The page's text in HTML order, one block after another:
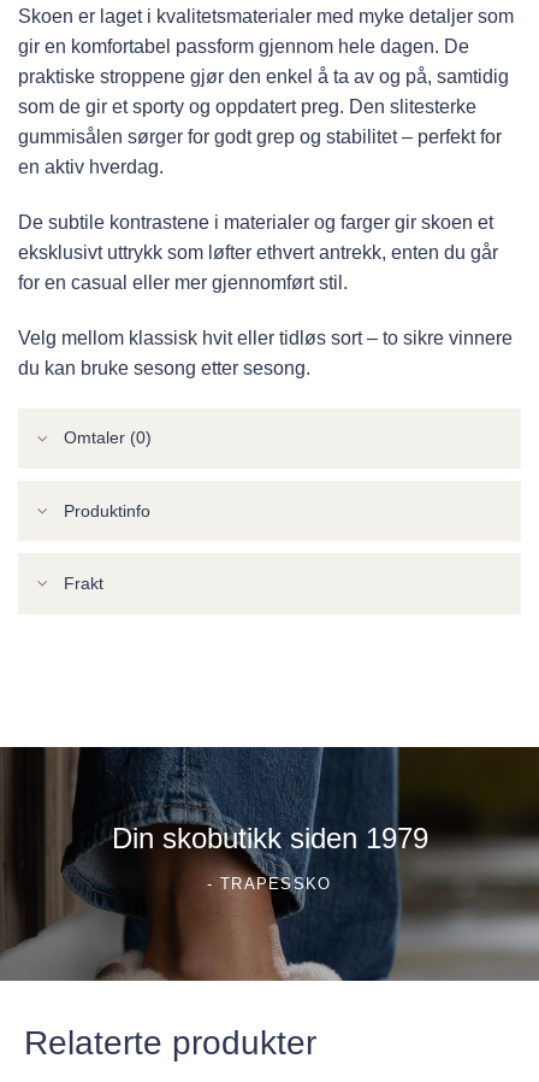
Skoen er laget i kvalitetsmaterialer med myke detaljer som
gir en komfortabel passform gjennom hele dagen. De
praktiske stroppene gjør den enkel å ta av og på, samtidig
som de gir et sporty og oppdatert preg. Den slitesterke
gummisålen sørger for godt grep og stabilitet – perfekt for
en aktiv hverdag.
De subtile kontrastene i materialer og farger gir skoen et
eksklusivt uttrykk som løfter ethvert antrekk, enten du går
for en casual eller mer gjennomført stil.
Velg mellom klassisk hvit eller tidløs sort – to sikre vinnere
du kan bruke sesong etter sesong.
Omtaler (0)
Produktinfo
Frakt
Din skobutikk siden 1979
- TRAPESSKO
Relaterte produkter